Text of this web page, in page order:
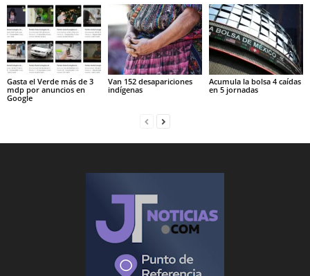
Gasta el Verde más de 3
mdp por anuncios en
Google
Van 152 desapariciones
indígenas
Acumula la bolsa 4 caídas
en 5 jornadas